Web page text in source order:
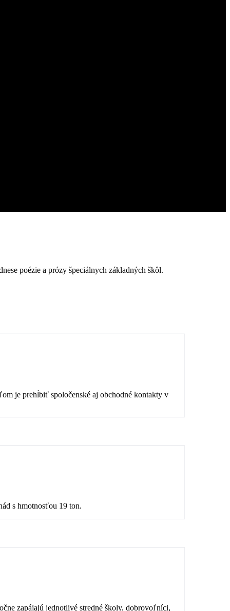
poézie a prózy špeciálnych základných škôl.
je prehĺbiť spoločenské aj obchodné kontakty v
s hmotnosťou 19 ton.
zapájajú jednotlivé stredné školy, dobrovoľníci,